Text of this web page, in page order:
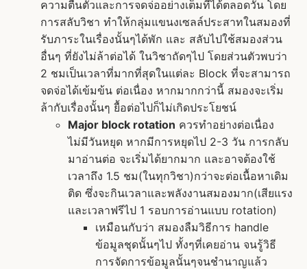
ความตื่นตัวและการจดจ่ออย่างเต็มที่ได้ตลอดวัน โดย
การสลับวิชา ทำให้กลุ่มแขนงเซลล์ประสาทในสมองที่
รับภาระในเรื่องนั้นๆได้พัก และ สลับไปใช้สมองส่วน
อื่นๆ ที่ยังไม่ล้าต่อได้ ในวิชาถัดๆไป โดยส่วนตัวพบว่า
2 ชมเป็นเวลาที่มากที่สุดในแต่ละ Block ที่จะสามารถ
จดจ่อได้เข้มข้น ต่อเนื่อง หากมากกว่านี้ สมองจะเริ่ม
ล้ากับเรื่องนั้นๆ ยื้อต่อไปก็ไม่เกิดประโยชน์
Major block rotation ควรทำอย่างต่อเนื่อง
ไม่มีวันหยุด หากมีการหยุดไป 2-3 วัน การกลับ
มาอ่านต่อ จะเริ่มได้ยากมาก และอาจต้องใช้
เวลาถึง 1.5 ชม(ในทุกวิชา)กว่าจะต่อเนื้อหาเดิม
ติด ซึ่งจะกินเวลาและพลังงานสมองมาก(เสียแรง
และเวลาฟรีไป 1 รอบการอ่านแบบ rotation)
เหมือนกับว่า สมองลืมวิธีการ handle
ข้อมูลชุดนั้นๆไป ทั้งๆที่เคยอ่าน จนรู้วิธี
การจัดการข้อมูลนั้นๆจนชำนาญแล้ว